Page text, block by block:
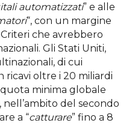
automatizzati” e alle
“, con un margine
che avrebbero
Gli Stati Uniti,
di cui
ricavi oltre i 20 miliardi
minima globale
nell’ambito del secondo
a “catturare” fino a 8